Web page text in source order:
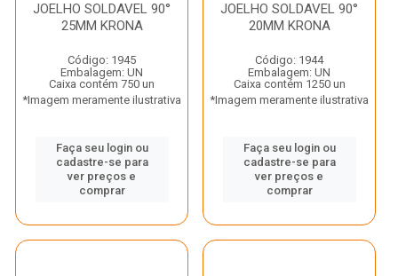
JOELHO SOLDAVEL 90°
25MM KRONA
Código: 1945
Embalagem: UN
Caixa contém 750 un
*Imagem meramente ilustrativa
Faça seu login ou
cadastre-se para
ver preços e
comprar
JOELHO SOLDAVEL 90°
20MM KRONA
Código: 1944
Embalagem: UN
Caixa contém 1250 un
*Imagem meramente ilustrativa
Faça seu login ou
cadastre-se para
ver preços e
comprar